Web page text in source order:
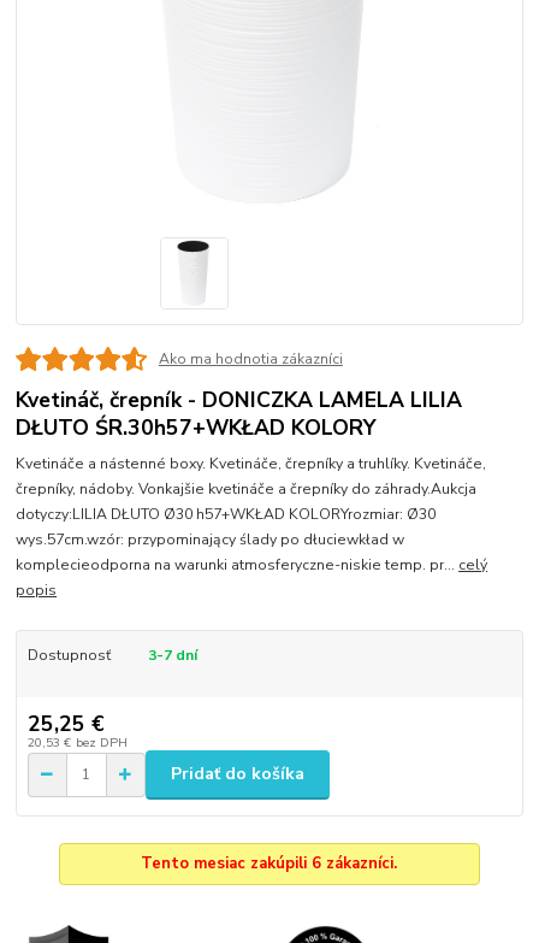
Ako ma hodnotia zákazníci
Kvetináč, črepník - DONICZKA LAMELA LILIA
DŁUTO ŚR.30h57+WKŁAD KOLORY
Kvetináče a nástenné boxy. Kvetináče, črepníky a truhlíky. Kvetináče,
črepníky, nádoby. Vonkajšie kvetináče a črepníky do záhrady.Aukcja
dotyczy:LILIA DŁUTO Ø30 h57+WKŁAD KOLORYrozmiar: Ø30
wys.57cm.wzór: przypominający ślady po dłuciewkład w
komplecieodporna na warunki atmosferyczne-niskie temp. pr... celý
popis
Dostupnosť 3-7 dní
25,25 €
20,53 € bez DPH
Pridať do košíka
Tento mesiac zakúpili 6 zákazníci.